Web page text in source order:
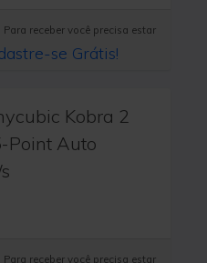
Para receber você precisa estar
se Grátis!
Kobra 2
Point Auto
Para receber você precisa estar